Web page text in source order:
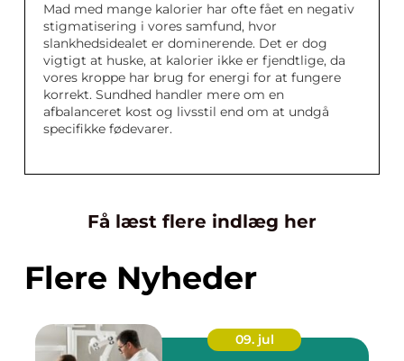
Mad med mange kalorier har ofte fået en negativ
stigmatisering i vores samfund, hvor
slankhedsidealet er dominerende. Det er dog
vigtigt at huske, at kalorier ikke er fjendtlige, da
vores kroppe har brug for energi for at fungere
korrekt. Sundhed handler mere om en
afbalanceret kost og livsstil end om at undgå
specifikke fødevarer.
Få læst flere indlæg her
Flere Nyheder
09. jul